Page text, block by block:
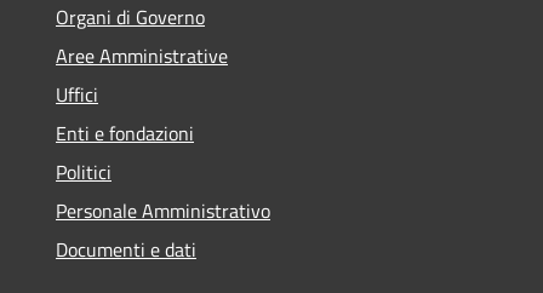
Organi di Governo
Aree Amministrative
Uffici
Enti e fondazioni
Politici
Personale Amministrativo
Documenti e dati